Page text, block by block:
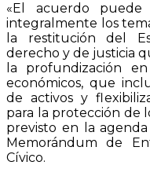
«El acuerdo puede
integralmente los
la restitución del
derecho y de justicia
la profundización
económicos, que
de activos y
para la protección de
previsto en la
Memorándum de
Cívico.